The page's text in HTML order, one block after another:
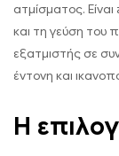
ατμίσματος.
και τη γεύση του
εξατμιστής σε
έντονη και
Η